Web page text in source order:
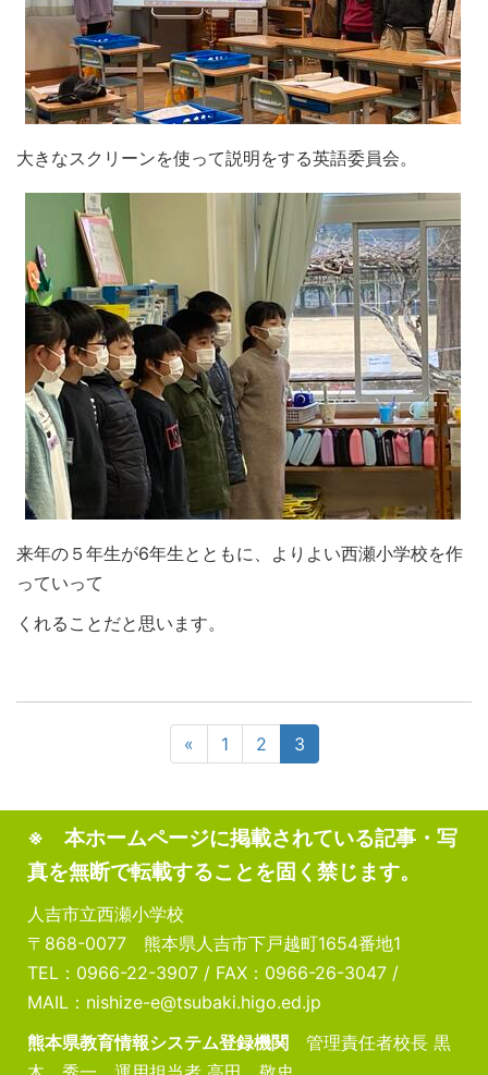
大きなスクリーンを使って説明をする英語委員会。
来年の５年生が6年生とともに、よりよい西瀬小学校を作
っていって
くれることだと思います。
« 1 2 3
※ 本ホームページに掲載されている記事・写
真を無断で転載することを固く禁じます。
人吉市立西瀬小学校
〒868-0077 熊本県人吉市下戸越町1654番地1
TEL：0966-22-3907 / FAX：0966-26-3047 /
MAIL：nishize-e@tsubaki.higo.ed.jp
熊本県教育情報システム登録機関 管理責任者校長 黒